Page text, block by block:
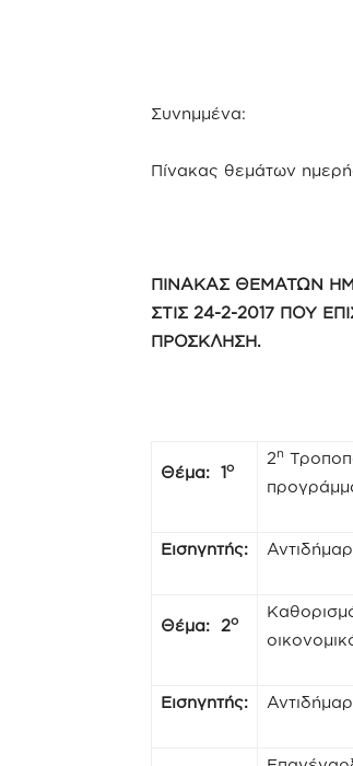
Συνημμένα:
Πίνακας θεμάτων
ΠΙΝΑΚΑΣ ΘΕΜΑΤΩΝ
ΣΤΙΣ 24-2-2017 ΠΟΥ
ΠΡΟΣΚΛΗΣΗ.
Θέμα: 1ο
2η
Εισηγητής:
Θέμα: 2ο
Εισηγητής: